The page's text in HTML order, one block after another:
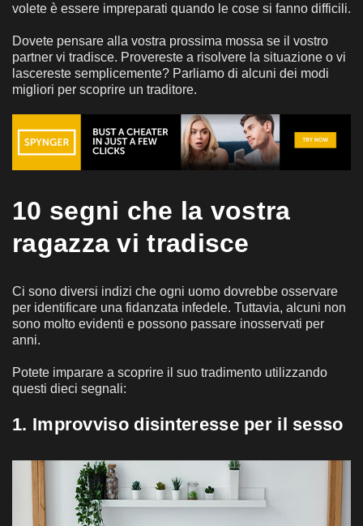
volete è essere impreparati quando le cose si fanno difficili.
Dovete pensare alla vostra prossima mossa se il vostro
partner vi tradisce. Provereste a risolvere la situazione o vi
lascereste semplicemente? Parliamo di alcuni dei modi
migliori per scoprire un traditore.
10 segni che la vostra
ragazza vi tradisce
Ci sono diversi indizi che ogni uomo dovrebbe osservare
per identificare una fidanzata infedele. Tuttavia, alcuni non
sono molto evidenti e possono passare inosservati per
anni.
Potete imparare a scoprire il suo tradimento utilizzando
questi dieci segnali:
1. Improvviso disinteresse per il sesso